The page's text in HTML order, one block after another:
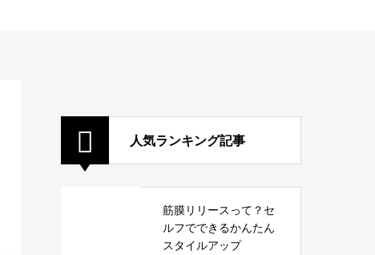
人気ランキング記事
筋膜リリースって？セ
ルフでできるかんたん
スタイルアップ